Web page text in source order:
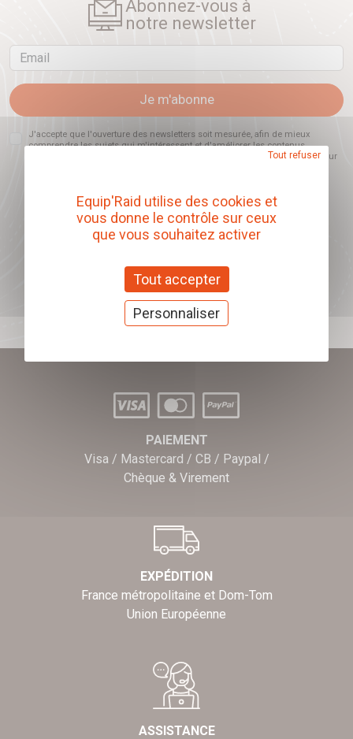
Abonnez-vous à
notre newsletter
Email
Je m'abonne
J'accepte que l'ouverture des newsletters soit mesurée, afin de mieux
comprendre les sujets qui m'intéressent et d'améliorer les contenus
proposés. Ce choix est modifiable à tout moment et reste sans incidence sur
Offrez nos chèques
J'offre des chèques cadeaux
PAIEMENT
Visa / Mastercard / CB / Paypal /
Chèque & Virement
EXPÉDITION
France métropolitaine et Dom-Tom
Union Européenne
ASSISTANCE
Equip'Raid utilise des cookies et
vous donne le contrôle sur ceux
que vous souhaitez activer
Tout accepter
Tout refuser
Personnaliser